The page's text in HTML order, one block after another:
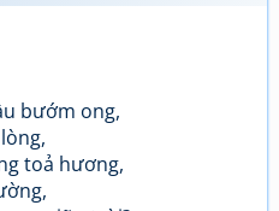
bướm ong,
toả hương,